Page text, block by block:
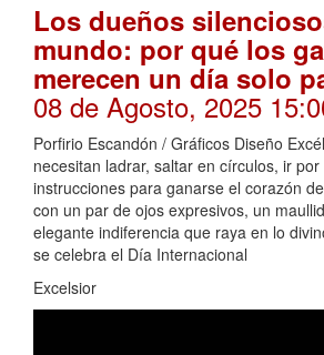
Los dueños
mundo: por qué los
merecen un día solo
08 de Agosto, 2025
Porfirio Escandón / Gráficos Diseño
necesitan ladrar, saltar en círculos, ir
instrucciones para ganarse el corazón
con un par de ojos expresivos, un
elegante indiferencia que raya en lo
se celebra el Día Internacional
Excelsior